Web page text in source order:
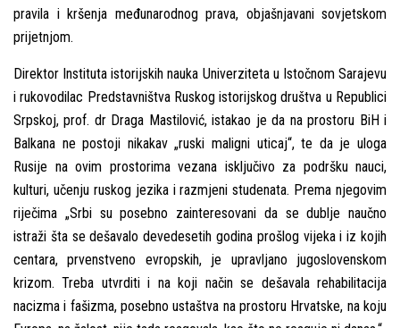
pravila i kršenja međunarodnog prava, objašnjavani sovjetskom
prijetnjom.
Direktor Instituta istorijskih nauka Univerziteta u Istočnom Sarajevu
i rukovodilac Predstavništva Ruskog istorijskog društva u Republici
Srpskoj, prof. dr Draga Mastilović, istakao je da na prostoru BiH i
Balkana ne postoji nikakav „ruski maligni uticaj“, te da je uloga
Rusije na ovim prostorima vezana isklјučivo za podršku nauci,
kulturi, učenju ruskog jezika i razmjeni studenata. Prema njegovim
riječima „Srbi su posebno zainteresovani da se dublјe naučno
istraži šta se dešavalo devedesetih godina prošlog vijeka i iz kojih
centara, prvenstveno evropskih, je upravlјano jugoslovenskom
krizom. Treba utvrditi i na koji način se dešavala rehabilitacija
nacizma i fašizma, posebno ustaštva na prostoru Hrvatske, na koju